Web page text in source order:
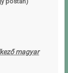
magyar